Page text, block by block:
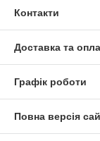
Контакти
Доставка та
Графік роботи
Повна версія